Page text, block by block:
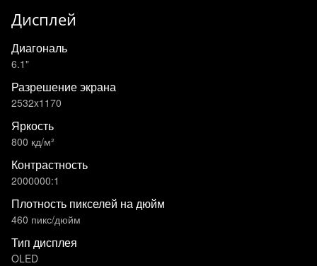
Дисплей
Диагональ
6.1"
Разрешение экрана
2532x1170
Яркость
800 кд/м²
Контрастность
2000000:1
Плотность пикселей на дюйм
460 пикс/дюйм
Тип дисплея
OLED